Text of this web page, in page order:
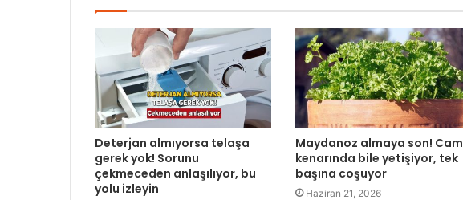
Deterjan almıyorsa telaşa
gerek yok! Sorunu
çekmeceden anlaşılıyor, bu
yolu izleyin
Maydanoz almaya son! Cam
kenarında bile yetişiyor, tek
başına coşuyor
Haziran 21, 2026